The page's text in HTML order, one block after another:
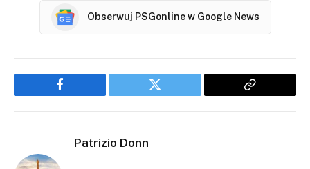
Obserwuj PSGonline w Google News
Facebook Twitter
Copy
Patrizio Donn